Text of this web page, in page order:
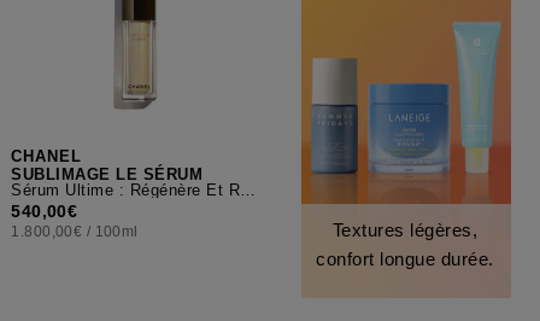
CHANEL
SUBLIMAGE LE SÉRUM
Sérum Ultime : Régénère Et Redensifie
540,00€
1.800,00€ / 100ml
Textures légères,
confort longue durée.